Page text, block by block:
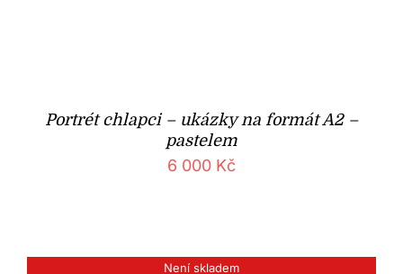
Portrét chlapci – ukázky na formát A2 –
pastelem
6 000 Kč
Není skladem